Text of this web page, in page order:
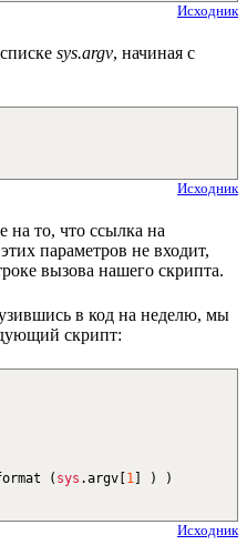
Исходник
sys.argv, начиная с
Исходник
на то, что ссылка на
параметров не входит,
вызова нашего скрипта.
в код на неделю, мы
скрипт:
( sys .argv 1 )
)
Исходник